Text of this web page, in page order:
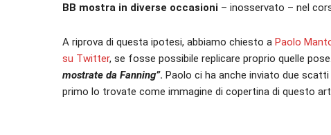
BB mostra in diverse occasioni – inosservato – nel
A riprova di questa ipotesi, abbiamo chiesto a Paolo
su Twitter, se fosse possibile replicare proprio quelle pose.
mostrate da Fanning”. Paolo ci ha anche inviato due
primo lo trovate come immagine di copertina di questo